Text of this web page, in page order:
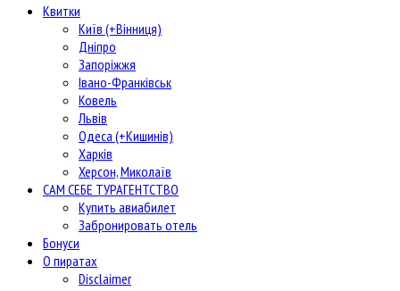
Квитки
Київ (+Вінниця)
Дніпро
Запоріжжя
Івано-Франківськ
Ковель
Львів
Одеса (+Кишинів)
Харків
Херсон, Миколаїв
САМ СЕБЕ ТУРАГЕНТСТВО
Купить авиабилет
Забронировать отель
Бонуси
О пиратах
Disclaimer